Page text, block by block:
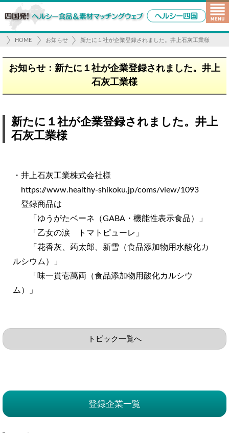
HOME お知らせ 新たに１社が企業登録されました。井上石灰工業様
お知らせ：新たに１社が企業登録されました。井上
石灰工業様
新たに１社が企業登録されました。井上
石灰工業様
・井上石灰工業株式会社様
https://www.healthy-shikoku.jp/coms/view/1093
登録商品は
「ゆうがたベーネ（GABA・機能性表示食品）」
「乙女の涙 トマトピューレ」
「花香灰、蒟太郎、新雪（食品添加物用水酸化カ
ルシウム）」
「味一貫壱萬両（食品添加物用酸化カルシウ
ム）」
トピック一覧へ
登録企業一覧